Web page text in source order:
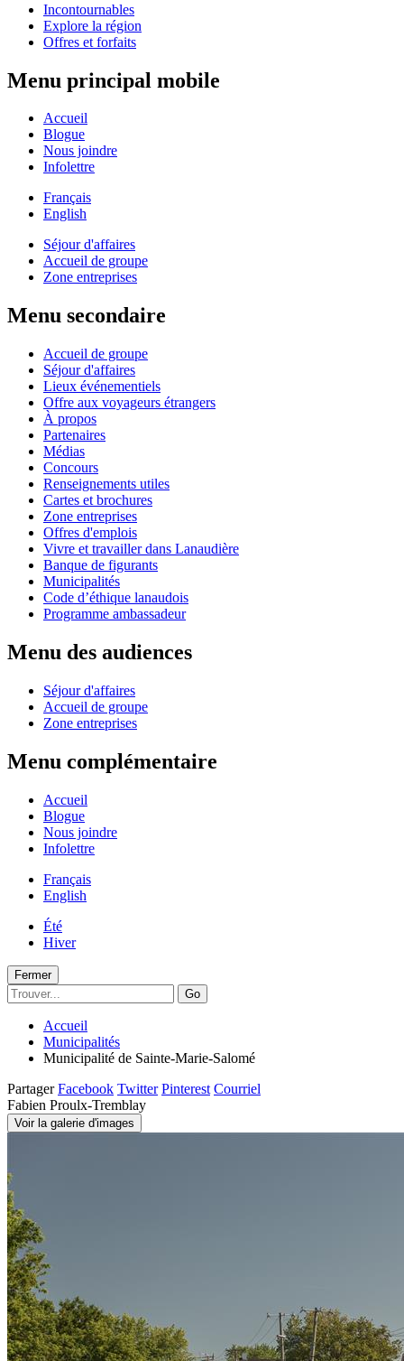
Incontournables
Explore la région
Offres et forfaits
Menu principal mobile
Accueil
Blogue
Nous joindre
Infolettre
Français
English
Séjour d'affaires
Accueil de groupe
Zone entreprises
Menu secondaire
Accueil de groupe
Séjour d'affaires
Lieux événementiels
Offre aux voyageurs étrangers
À propos
Partenaires
Médias
Concours
Renseignements utiles
Cartes et brochures
Zone entreprises
Offres d'emplois
Vivre et travailler dans Lanaudière
Banque de figurants
Municipalités
Code d’éthique lanaudois
Programme ambassadeur
Menu des audiences
Séjour d'affaires
Accueil de groupe
Zone entreprises
Menu complémentaire
Accueil
Blogue
Nous joindre
Infolettre
Français
English
Été
Hiver
Fermer
Go
Accueil
Municipalités
Municipalité de Sainte-Marie-Salomé
Partager Facebook Twitter Pinterest Courriel
Fabien Proulx-Tremblay
Voir la galerie d'images